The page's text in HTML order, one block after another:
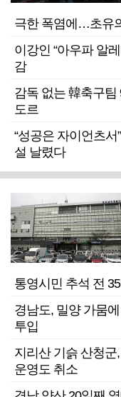
극한 폭염에…초유
이강인 “아우파 알
감
감독 없는 韓축구팀
도르
“성공은 자이언츠
설 날렸다
통영시민 추석 전
경남도, 밀양 가뭄
투입
지리산 기슭 산청
운영도 취소